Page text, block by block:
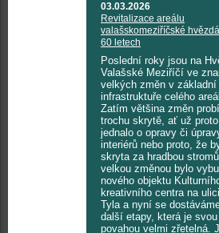
03.03.2026
Revitalizace areálu
valašskomeziříčské
60 letech
Poslední roky jsou na
Valašské Meziříčí ve
velkých změn v základní
infrastruktuře celého
Zatím většina změn
trochu skrytě, ať už
jednalo o opravy či
interiérů nebo proto, že
skryta za hradbou
velkou změnou bylo
nového objektu
kreativního centra na
Tyla a nyní se
další etapy, která je svou
povahou velmi zřetelná.